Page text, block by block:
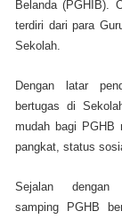
Belanda (PGHIB).
terdiri dari para
Sekolah.
Dengan latar
bertugas di
mudah bagi PGHB
pangkat, status
Sejalan
samping PGHB